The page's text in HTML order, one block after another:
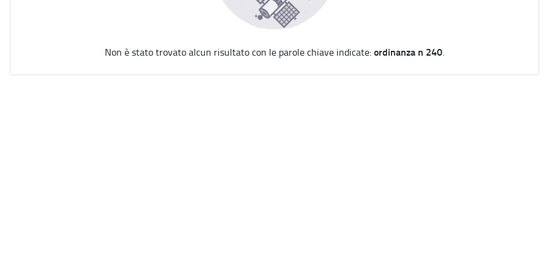
Non è stato trovato alcun risultato con le parole chiave indicate:ordinanza n 240.